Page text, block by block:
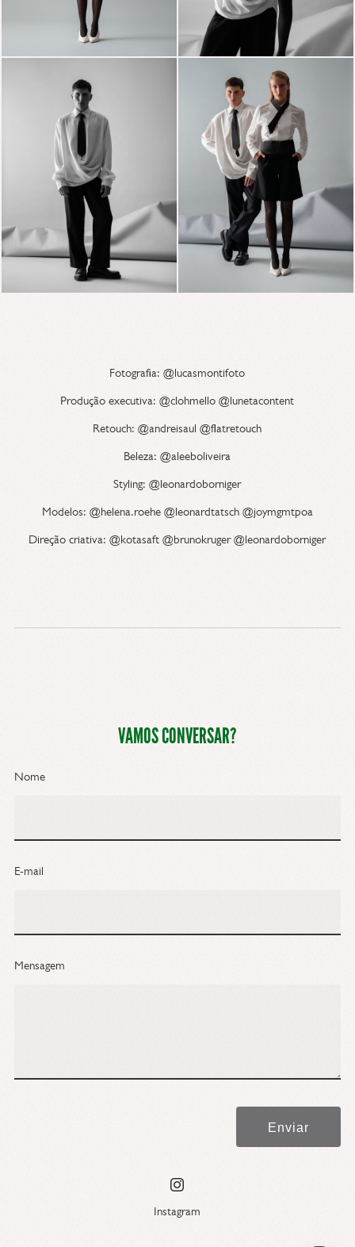
Fotografia: @lucasmontifoto
Produção executiva: @clohmello @lunetacontent
Retouch: @andreisaul @flatretouch
Beleza: @aleeboliveira
Styling: @leonardoborniger
Modelos: @helena.roehe @leonardtatsch @joymgmtpoa
Direção criativa: @kotasaft @brunokruger @leonardoborniger
VAMOS CONVERSAR?
Nome
E-mail
Mensagem
Enviar
Instagram